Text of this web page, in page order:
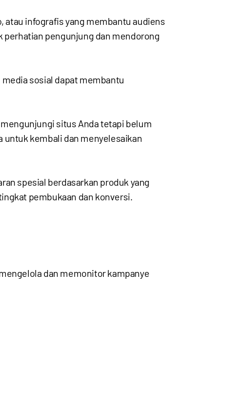
atau infografis yang membantu audiens
perhatian pengunjung dan mendorong
sosial dapat membantu
situs Anda tetapi belum
untuk kembali dan menyelesaikan
spesial berdasarkan produk yang
pembukaan dan konversi.
dan memonitor kampanye